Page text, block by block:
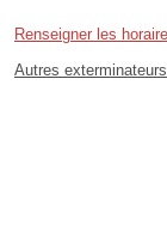
Renseigner les
Autres